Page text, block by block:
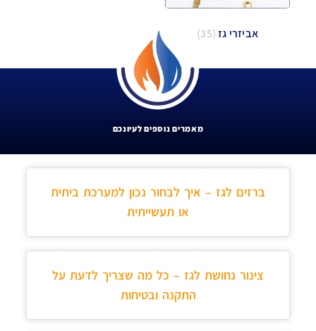
אביזרי גז(35)
מאמרים נוספים לעיונכם
ברזים לגז – איך לבחור נכון למערכת ביתית
או תעשייתית
צינור נחושת לגז – כל מה שצריך לדעת על
התקנה ובטיחות